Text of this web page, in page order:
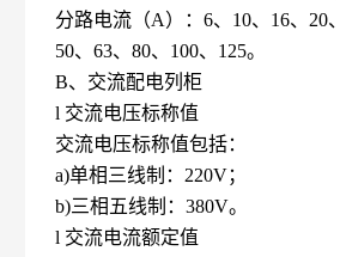
分路电流（A）：6、10、16、20
50、63、80、100、125。
B、交流配电列柜
l 交流电压标称值
交流电压标称值包括：
a)单相三线制：220V；
b)三相五线制：380V。
l 交流电流额定值